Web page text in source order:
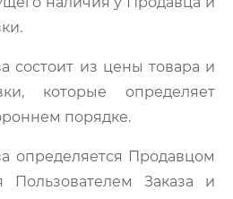
состоит из цены товара и
которые определяет
порядке.
определяется Продавцом
Пользователем Заказа и